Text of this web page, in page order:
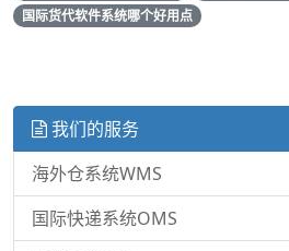
国际货代软件系统哪个好用点
我们的服务
海外仓系统WMS
国际快递系统OMS